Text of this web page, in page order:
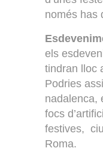
només has
els
tindran lloc
Podries
nadalenca,
focs
festives,
Roma.